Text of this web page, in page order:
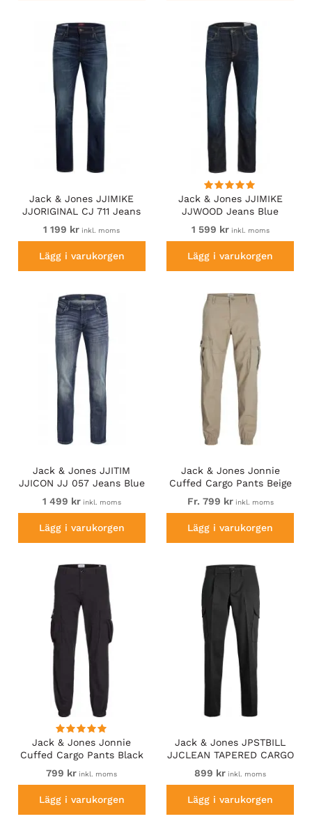
Jack & Jones JJIMIKE
JJORIGINAL CJ 711 Jeans
Dark Blue
1 199 kr inkl. moms
Lägg i varukorgen
Jack & Jones JJIMIKE
JJWOOD Jeans Blue
1 599 krinkl. moms
Lägg i varukorgen
Jack & Jones JJITIM
JJICON JJ 057 Jeans Blue
1 499 krinkl. moms
Lägg i varukorgen
Jack & Jones Jonnie
Cuffed Cargo Pants Beige
Fr. 799 krinkl. moms
Lägg i varukorgen
Jack & Jones Jonnie
Cuffed Cargo Pants Black
799 kr inkl. moms
Lägg i varukorgen
Jack & Jones JPSTBILL
JJCLEAN TAPERED CARGO
TROUSERS Black
899 kr inkl. moms
Lägg i varukorgen